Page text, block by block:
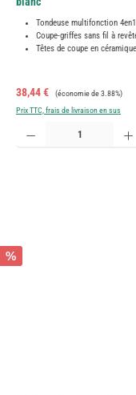
Tondeuse multifonction
Coupe-griffes sans fil à
Têtes de coupe en
Prix de vente :
38,44 € Prix régulier :
(économie de 3.88%)
Prix TTC, frais de livraison en sus
Quantité de produit : Entrez la
%